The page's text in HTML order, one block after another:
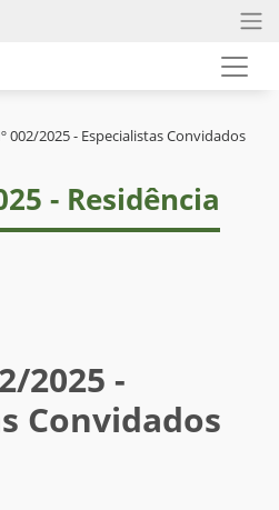
002/2025 - Especialistas Convidados
- Residência
2025 -
Convidados